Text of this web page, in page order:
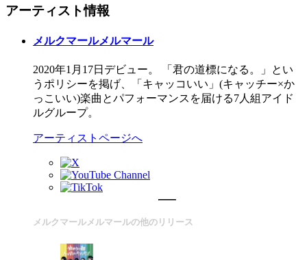
アーティスト情報
メルクマールメルマール
2020年1月17日デビュー。 「君の道標になる。」とい
うポリシーを掲げ、「キャッコいい」(キャッチー×か
っこいい)楽曲とパフォーマンスを届ける7人組アイド
ルグループ。
アーティストページへ
メルクマールメルマールの他のリリース